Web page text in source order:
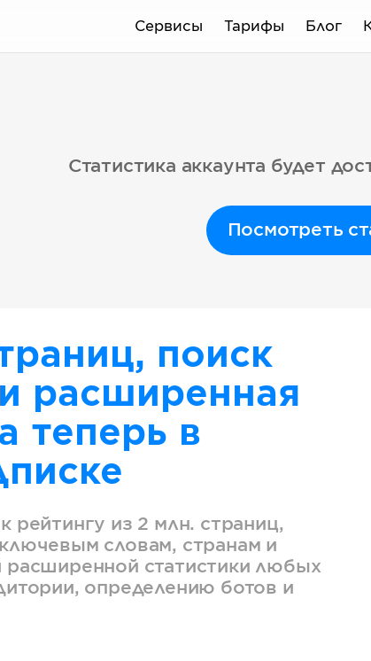
Сервисы Тарифы Блог
Статистика аккаунта будет
Посмотреть
поиск
расширенная
теперь в
рейтингу из 2 млн. страниц,
словам, странам и
расширенной статистики любых
определению ботов и